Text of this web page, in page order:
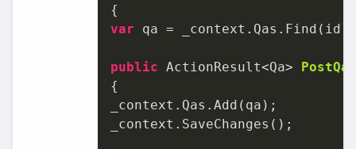
var qa = _context.Qas.Find(id);
public ActionResult<Qa> PostQa
{
_context.Qas.Add(qa);
_context.SaveChanges();